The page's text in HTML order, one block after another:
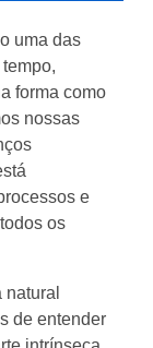
uma das
forma como
nossas
e
os
de entender